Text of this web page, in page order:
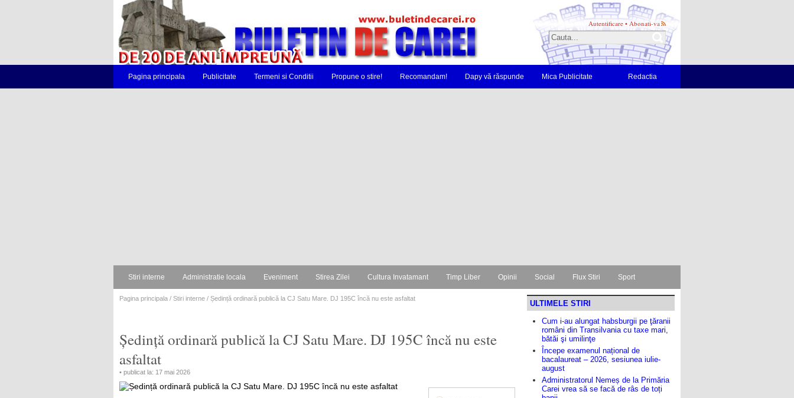
Autentificare • Abonati-va
Pagina principala Publicitate Termeni si Conditii Propune o stire! Recomandam! Dapy vă răspunde Mica Publicitate Redactia
Stiri interne Administratie locala Eveniment Stirea Zilei Cultura Invatamant Timp Liber Opinii Social Flux Stiri Sport
Pagina principala / Stiri interne / Ședință ordinară publică la CJ Satu Mare. DJ 195C încă nu este asfaltat
Ședință ordinară publică la CJ Satu Mare. DJ 195C încă nu este
asfaltat
• publicat la: 17 mai 2026
ULTIMELE STIRI
Cum i-au alungat habsburgii pe ţăranii
români din Transilvania cu taxe mari,
bătăi şi umilinţe
Începe examenul național de
bacalaureat – 2026, sesiunea iulie-
august
Administratorul Nemeș de la Primăria
Carei vrea să se facă de râs de toți